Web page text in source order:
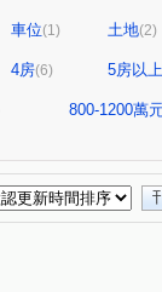
車位(1) 土地(2)
4房(6) 5房以上
800-1200萬